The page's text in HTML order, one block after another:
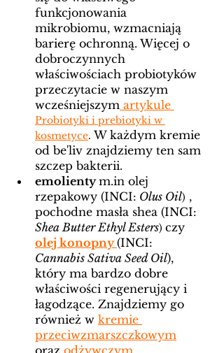
funkcjonowania
mikrobiomu, wzmacniają
barierę ochronną. Więcej o
dobroczynnych
właściwościach probiotyków
przeczytacie w naszym
wcześniejszym artykule
Probiotyki i prebiotyki w
kosmetyce. W każdym kremie
od be'liv znajdziemy ten sam
szczep bakterii.
emolienty m.in olej
rzepakowy (INCI: Olus Oil) ,
pochodne masła shea (INCI:
Shea Butter Ethyl Esters) czy
olej konopny (INCI:
Cannabis Sativa Seed Oil),
który ma bardzo dobre
właściwości regenerujący i
łagodzące. Znajdziemy go
również w kremie
przeciwzmarszczkowym
oraz odżywczym.